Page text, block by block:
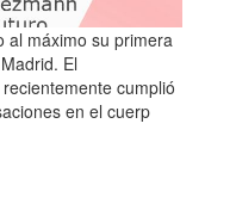
al máximo su primera
El
cumplió
en el cuerp